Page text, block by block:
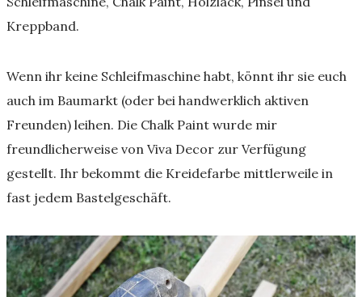
Kreppband.
Wenn ihr keine Schleifmaschine habt, könnt ihr sie euch
auch im Baumarkt (oder bei handwerklich aktiven
Freunden) leihen. Die Chalk Paint wurde mir
freundlicherweise von Viva Decor zur Verfügung
gestellt. Ihr bekommt die Kreidefarbe mittlerweile in
fast jedem Bastelgeschäft.